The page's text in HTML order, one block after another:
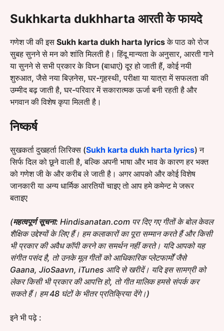
Sukhkarta dukhharta आरती के फायदे
गणेश जी की इस Sukh karta dukh harta lyricsके पाठ को रोज
सुबह सुनने से मन को शांति मिलती है। हिंदू मान्यता के अनुसार, आरती गाने
या सुनने से सभी प्रकार के विघ्न (बाधाएं) दूर हो जाती हैं, कोई नयी
शुरुआत, जैसे नया बिज़नेस, घर-गृहस्थी, परीक्षा या यात्रा में सफलता की
उम्मीद बढ़ जाती है, घर-परिवार में सकारात्मक ऊर्जा बनी रहती है और
भगवान की विशेष कृपा मिलती है।
निष्कर्ष
सुखकर्ता दुखहर्ता लिरिक्स (Sukh karta dukh harta lyrics) न
सिर्फ दिल को छूने वाली है, बल्कि अपनी भाषा और भाव के कारण हर भक्त
को गणेश जी के और करीब ले जाती है। अगर आपको और कोई विशेष
जानकारी या अन्य धार्मिक आरतियों चाइए तो आप हमे कमेन्ट मे जरूर
बताइए
(महत्वपूर्ण सूचना: Hindisanatan.com पर दिए गए गीतों के बोल केवल
शैक्षिक उद्देश्यों के लिए हैं। हम कलाकारों का पूरा सम्मान करते हैं और किसी
भी प्रकार की अवैध कॉपी करने का समर्थन नहीं करते। यदि आपको यह
संगीत पसंद है, तो उनके मूल गीतों को आधिकारिक प्लेटफार्मों जैसे
Gaana, JioSaavn, iTunes आदि से खरीदें। यदि इस सामग्री को
लेकर किसी भी प्रकार की आपत्ति हो, तो गीत मालिक हमसे संपर्क कर
सकते हैं। हम 48 घंटों के भीतर प्रतिक्रिया देंगे।)
इने भी पढ़े :